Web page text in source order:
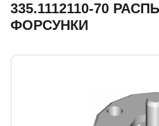
335.1112110-70
ФОРСУНКИ